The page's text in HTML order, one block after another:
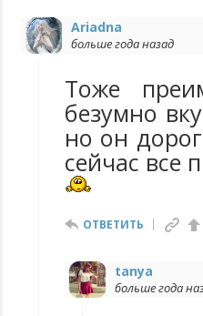
Ariadna
больше года назад
Тоже
безумно
но он
сейчас все
ОТВЕТИТЬ
tanya
больше года